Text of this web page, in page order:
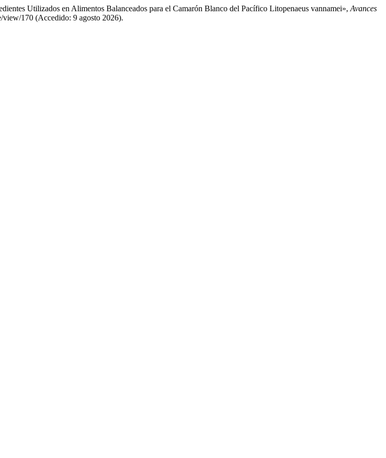
Utilizados en Alimentos Balanceados para el Camarón Blanco del Pacífico Litopenaeus vannamei», Avances
170 (Accedido: 9 agosto 2026).